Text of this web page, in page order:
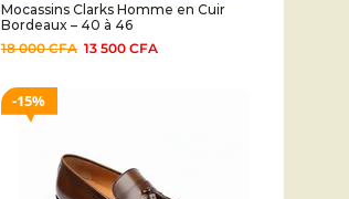
Mocassins Clarks Homme en Cuir
Bordeaux – 40 à 46
18 000CFA 13 500 CFA
15%